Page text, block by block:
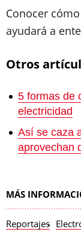
Conocer
ayudará a
Otros
5 formas de
electricidad
Así se caza
aprovechan
MÁS
Reportajes